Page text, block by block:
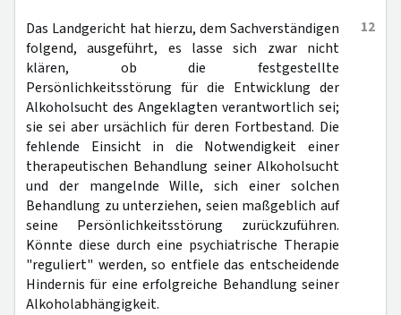
12
Das Landgericht hat hierzu, dem Sachverständigen
folgend, ausgeführt, es lasse sich zwar nicht
klären, ob die festgestellte
Persönlichkeitsstörung für die Entwicklung der
Alkoholsucht des Angeklagten verantwortlich sei;
sie sei aber ursächlich für deren Fortbestand. Die
fehlende Einsicht in die Notwendigkeit einer
therapeutischen Behandlung seiner Alkoholsucht
und der mangelnde Wille, sich einer solchen
Behandlung zu unterziehen, seien maßgeblich auf
seine Persönlichkeitsstörung zurückzuführen.
Könnte diese durch eine psychiatrische Therapie
"reguliert" werden, so entfiele das entscheidende
Hindernis für eine erfolgreiche Behandlung seiner
Alkoholabhängigkeit.